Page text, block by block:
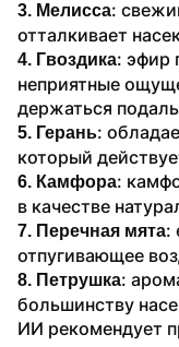
3. Мелисса:
отталкивает
4. Гвоздика: эфир
неприятные
держаться
5. Герань:
который
6. Камфора:
в качестве
7. Перечная мята:
отпугивающее
8. Петрушка:
большинству
ИИ рекомендует